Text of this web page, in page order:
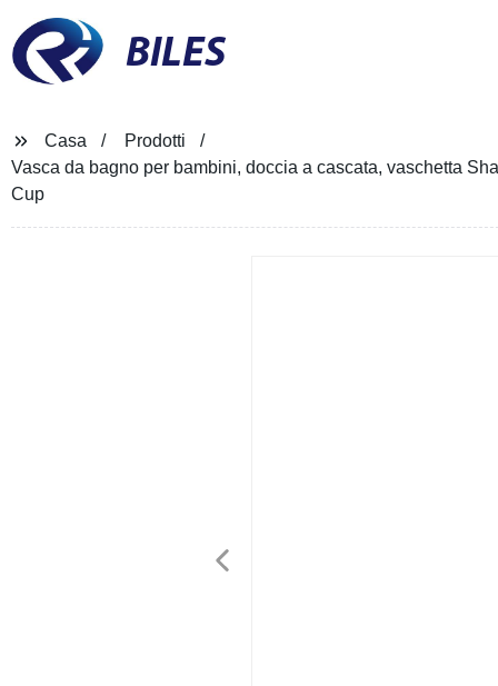
BILES
Casa
Prodotti
Vasca da bagno per bambini, doccia a cascata, vaschetta
Cup